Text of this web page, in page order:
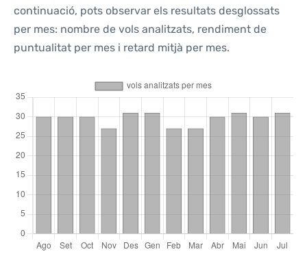
continuació, pots observar els resultats desglossats
per mes: nombre de vols analitzats, rendiment de
puntualitat per mes i retard mitjà per mes.